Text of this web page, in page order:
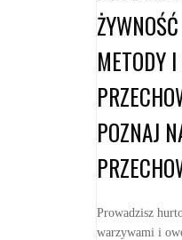
METODY
POZNAJ
Prowadzisz
warzywami i